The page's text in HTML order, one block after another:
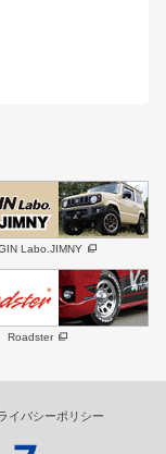
パーツ
NEO
Labo.JIMNY
Roadster
イバシーポリシー